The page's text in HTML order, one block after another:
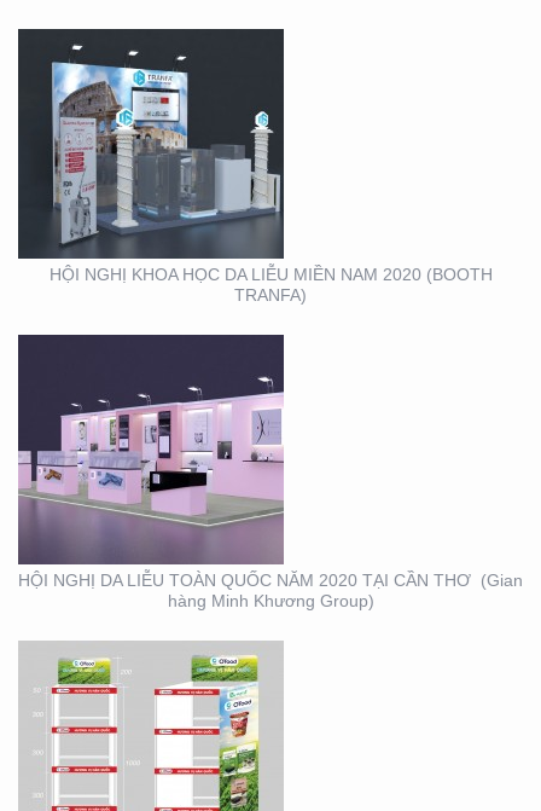
HỘI NGHỊ KHOA HỌC DA LIỄU MIỀN NAM 2020 (BOOTH
TRANFA)
HỘI NGHỊ DA LIỄU
TOÀN QUỐC NĂM 2020
TẠI CẦN THƠ (GIAN
HÀNG MINH KHƯƠNG
GROUP)
HỘI NGHỊ DA LIỄU TOÀN QUỐC NĂM 2020 TẠI CẦN THƠ (Gian
hàng Minh Khương Group)
THIẾT KẾ – THI CÔNG
KỆ TRƯNG BÀY SẢN
PHẨM O’FOOD
THIẾT KẾ SẢN XUẤT
LỊCH TẾT KIM PHONG